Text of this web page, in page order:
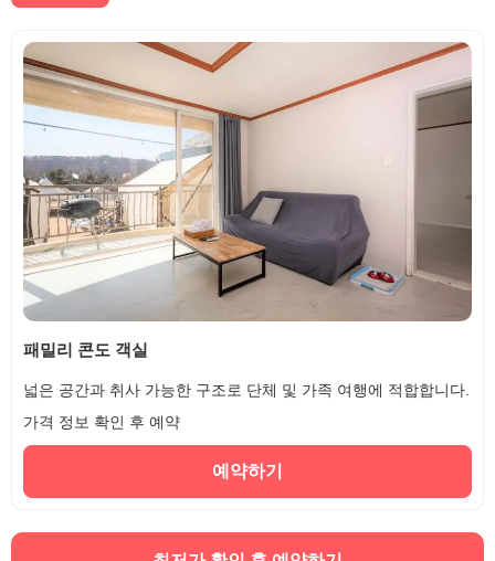
패밀리 콘도 객실
넓은 공간과 취사 가능한 구조로 단체 및 가족 여행에 적합합니다.
가격 정보 확인 후 예약
예약하기